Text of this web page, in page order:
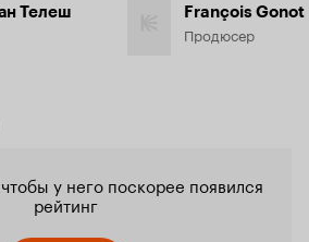
Телеш François Gonot
Продюсер
у него поскорее появился
рейтинг